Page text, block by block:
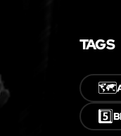
TAGS
🗺️
5️⃣